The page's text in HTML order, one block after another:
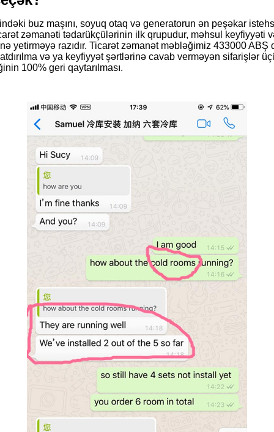
buz maşını, soyuq otaq və generatorun ən peşəkar
zəmanəti tədarükçülərinin ilk qrupudur, məhsul keyfiyyəti
yetirməyə razıdır. Ticarət zəmanət məbləğimiz 433000 ABŞ
və ya keyfiyyət şərtlərinə cavab verməyən sifarişlər
100% geri qaytarılması.